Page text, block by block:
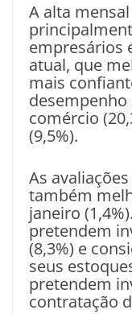
A alta
empresários
atual, que
mais
desempenho
comércio
(9,5%).
As
também
janeiro
pretendem
(8,3%) e
seus
pretendem
contratação